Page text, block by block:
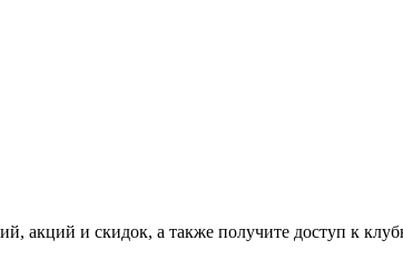
акций и скидок, а также получите доступ к